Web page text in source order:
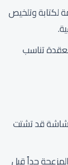
لكتابة وتلخيص
تناسب
قد تشتت
جداً قبل